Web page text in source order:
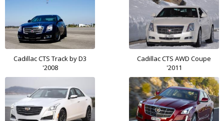
Cadillac CTS Track by D3
'2008
Cadillac CTS AWD Coupe
'2011